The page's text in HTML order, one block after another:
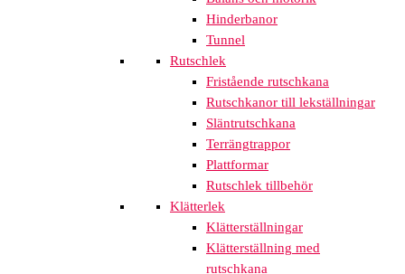
Hinderbanor
Tunnel
Rutschlek
Fristående rutschkana
Rutschkanor till lekställningar
Släntrutschkana
Terrängtrappor
Plattformar
Rutschlek tillbehör
Klätterlek
Klätterställningar
Klätterställning med
rutschkana